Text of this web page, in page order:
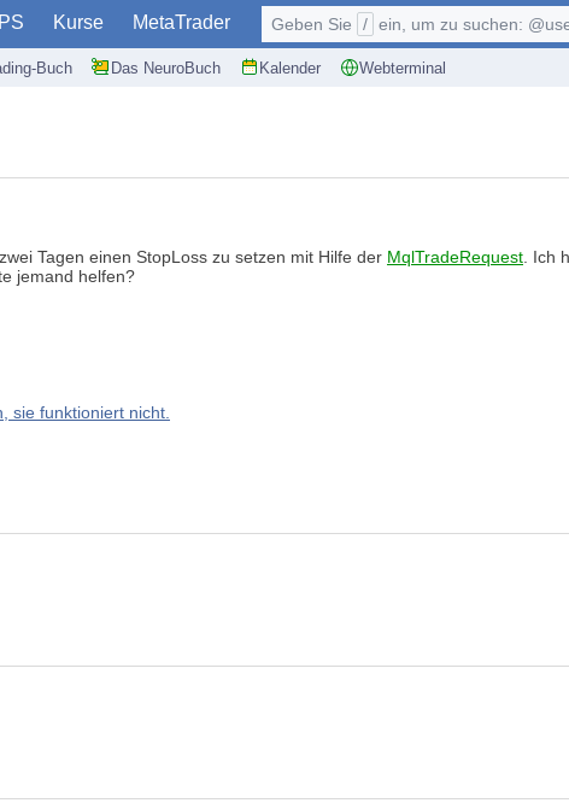
Kurse MetaTrader
Buch Das NeuroBuch Kalender Webterminal
Geben Sie / ein, um zu suchen: @user, $symbol,
Tagen einen StopLoss zu setzen mit Hilfe der MqlTradeRequest. Ich
jemand helfen?
sie funktioniert nicht.